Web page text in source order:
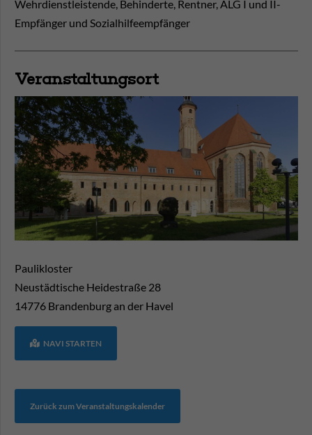
Wehrdienstleistende, Behinderte, Rentner, ALG I und II-
Empfänger und Sozialhilfeempfänger
Veranstaltungsort
Paulikloster
Neustädtische Heidestraße 28
14776 Brandenburg an der Havel
NAVI STARTEN
Zurück zum Veranstaltungskalender